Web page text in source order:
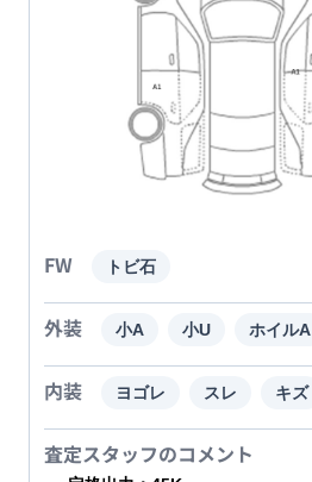
FW トビ石
外装 小A 小U ホイルA
内装 ヨゴレ スレ キズ
査定スタッフのコメント